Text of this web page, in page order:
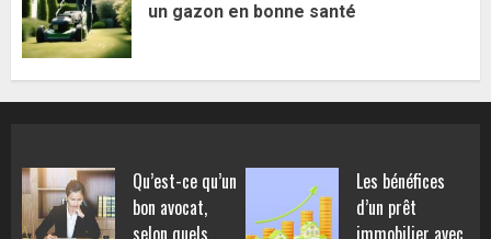
un gazon en bonne santé
Qu’est-ce qu’un
bon avocat,
selon quels
Les bénéfices
d’un prêt
immobilier avec